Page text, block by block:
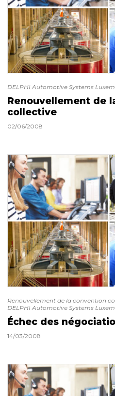
DELPHI Automotive Systems
Renouvellement de
collective
02/06/2008
Renouvellement de la convention
DELPHI Automotive Systems
Échec des
14/03/2008